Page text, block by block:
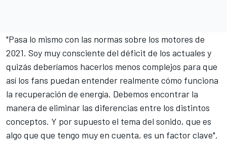
"Pasa lo mismo con las normas sobre los motores de
2021. Soy muy consciente del déficit de los actuales y
quizás deberíamos hacerlos menos complejos para que
así los fans puedan entender realmente cómo funciona
la recuperación de energía. Debemos encontrar la
manera de eliminar las diferencias entre los distintos
conceptos. Y por supuesto el tema del sonido, que es
algo que que tengo muy en cuenta, es un factor clave".